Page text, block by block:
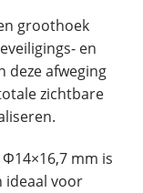
groothoek
en
deze afweging
zichtbare
mm is
ideaal voor